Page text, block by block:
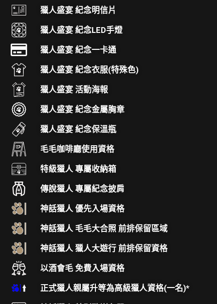
獵人盛宴 紀念明信片
獵人盛宴 紀念LED手燈
獵人盛宴 紀念一卡通
獵人盛宴 紀念衣服(特殊色)
獵人盛宴 活動海報
獵人盛宴 紀念金屬胸章
獵人盛宴 紀念保溫瓶
毛毛咖啡廳使用資格
特級獵人 專屬收納箱
傳說獵人 專屬紀念披肩
神話獵人 優先入場資格
神話獵人 毛毛大合照 前排保留區域
神話獵人 獵人大遊行 前排保留資格
以酒會毛 免費入場資格
正式獵人親屬升等為高級獵人資格(一名)*